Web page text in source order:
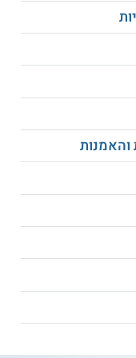
שני בכלכלה, תואר
שני בפיזיקה, תואר
נוספים.
הכל עלמלגות
אוניברסיטת בר אילן מעניקה תואר שלישי Ph.D. במנהל עסקים
אילן
והאמנות